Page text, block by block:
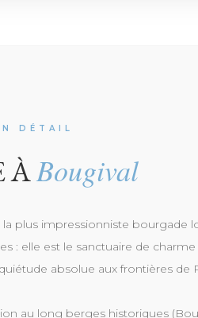
DÉTAIL
ÀBougival
la plus impressionniste bourgade
: elle est le sanctuaire de
absolue aux frontières de
au long berges historiques